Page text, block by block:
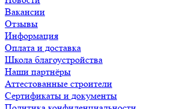
Вакансии
Отзывы
Информация
Оплата и доставка
Школа благоустройства
Наши партнёры
Аттестованные строители
Сертификаты и документы